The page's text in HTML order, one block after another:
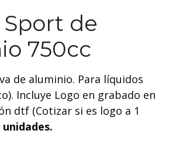
de
750cc
de aluminio. Para líquidos
Incluye Logo en grabado en
dtf (Cotizar si es logo a 1
unidades.